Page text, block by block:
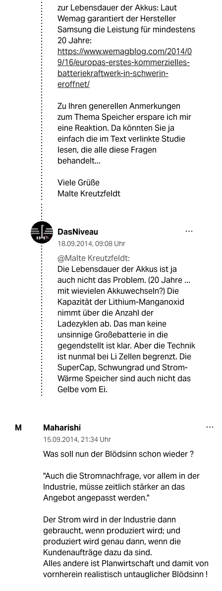
zur Lebensdauer der Akkus: Laut
Wemag garantiert der Hersteller
Samsung die Leistung für mindestens
20 Jahre:
https://www.wemagblog.com/2014/0
9/16/europas-erstes-kommerzielles-
batteriekraftwerk-in-schwerin-
eroffnet/
Zu Ihren generellen Anmerkungen
zum Thema Speicher erspare ich mir
eine Reaktion. Da könnten Sie ja
einfach die im Text verlinkte Studie
lesen, die alle diese Fragen
behandelt...
Viele Grüße
Malte Kreutzfeldt
DasNiveau
18.09.2014, 09:08 Uhr
@Malte Kreutzfeldt:
Die Lebensdauer der Akkus ist ja
auch nicht das Problem. (20 Jahre ...
mit wievielen Akkuwechseln?) Die
Kapazität der Lithium-Manganoxid
nimmt über die Anzahl der
Ladezyklen ab. Das man keine
unsinnige Großebatterie in die
gegendstellt ist klar. Aber die Technik
ist nunmal bei Li Zellen begrenzt. Die
SuperCap, Schwungrad und Strom-
Wärme Speicher sind auch nicht das
Gelbe vom Ei.
M Maharishi
15.09.2014, 21:34 Uhr
Was soll nun der Blödsinn schon wieder ?
"Auch die Stromnachfrage, vor allem in der
Industrie, müsse zeitlich stärker an das
Angebot angepasst werden."
Der Strom wird in der Industrie dann
gebraucht, wenn produziert wird; und
produziert wird genau dann, wenn die
Kundenaufträge dazu da sind.
Alles andere ist Planwirtschaft und damit von
vornherein realistisch untauglicher Blödsinn !